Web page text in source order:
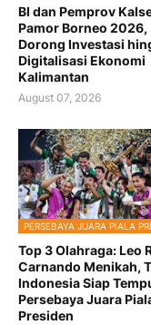
BI dan Pemprov
Pamor Borneo 2026,
Dorong Investasi
Digitalisasi Ekonomi
Kalimantan
August 07, 2026
PERSEBAYA JUARA PIALA
Top 3 Olahraga: Leo
Carnando Menikah,
Indonesia Siap
Persebaya Juara
Presiden